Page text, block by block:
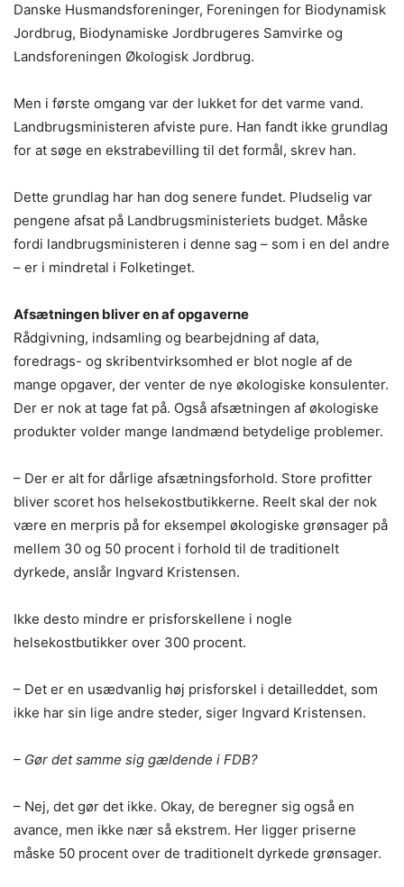
Danske Husmandsforeninger, Foreningen for Biodynamisk
Jordbrug, Biodynamiske Jordbrugeres Samvirke og
Landsforeningen Økologisk Jordbrug.
Men i første omgang var der lukket for det varme vand.
Landbrugsministeren afviste pure. Han fandt ikke grundlag
for at søge en ekstrabevilling til det formål, skrev han.
Dette grundlag har han dog senere fundet. Pludselig var
pengene afsat på Landbrugsministeriets budget. Måske
fordi landbrugsministeren i denne sag – som i en del andre
– er i mindretal i Folketinget.
Afsætningen bliver en af opgaverne
Rådgivning, indsamling og bearbejdning af data,
foredrags- og skribentvirksomhed er blot nogle af de
mange opgaver, der venter de nye økologiske konsulenter.
Der er nok at tage fat på. Også afsætningen af økologiske
produkter volder mange landmænd betydelige problemer.
– Der er alt for dårlige afsætningsforhold. Store profitter
bliver scoret hos helsekostbutikkerne. Reelt skal der nok
være en merpris på for eksempel økologiske grønsager på
mellem 30 og 50 procent i forhold til de traditionelt
dyrkede, anslår Ingvard Kristensen.
Ikke desto mindre er prisforskellene i nogle
helsekostbutikker over 300 procent.
– Det er en usædvanlig høj prisforskel i detailleddet, som
ikke har sin lige andre steder, siger Ingvard Kristensen.
– Gør det samme sig gældende i FDB?
– Nej, det gør det ikke. Okay, de beregner sig også en
avance, men ikke nær så ekstrem. Her ligger priserne
måske 50 procent over de traditionelt dyrkede grønsager.